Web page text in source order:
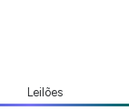
Leilões